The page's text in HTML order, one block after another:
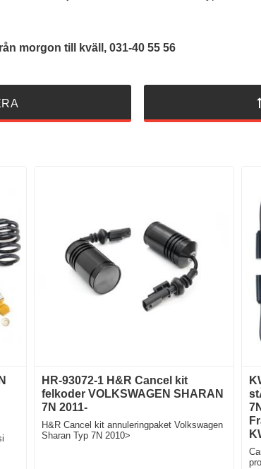
morgon till kväll, 031-40 55 56
HR-93072-1 H&R Cancel kit
felkoder VOLKSWAGEN SHARAN
7N 2011-
H&R Cancel kit annuleringpaket Volkswagen
Sharan Typ 7N 2010>